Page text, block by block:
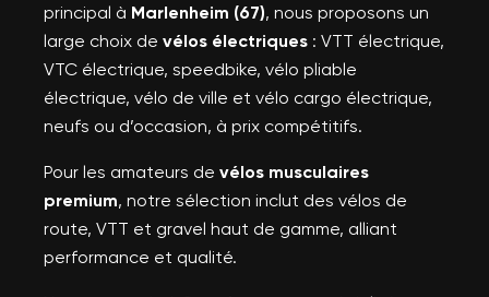
principal à Marlenheim (67), nous proposons un
large choix de vélos électriques : VTT électrique,
VTC électrique, speedbike, vélo pliable
électrique, vélo de ville et vélo cargo électrique,
neufs ou d’occasion, à prix compétitifs.
Pour les amateurs de vélos musculaires
premium, notre sélection inclut des vélos de
route, VTT et gravel haut de gamme, alliant
performance et qualité.